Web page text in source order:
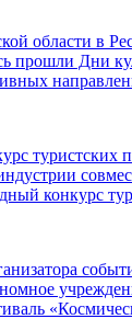
области в
прошли Дни
туристских
конкурс